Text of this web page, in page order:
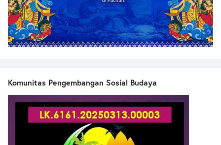
Komunitas Pengembangan Sosial Budaya